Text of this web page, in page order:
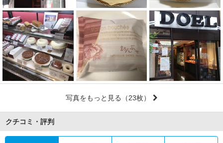
写真をもっと見る （23枚）
クチコミ・評判